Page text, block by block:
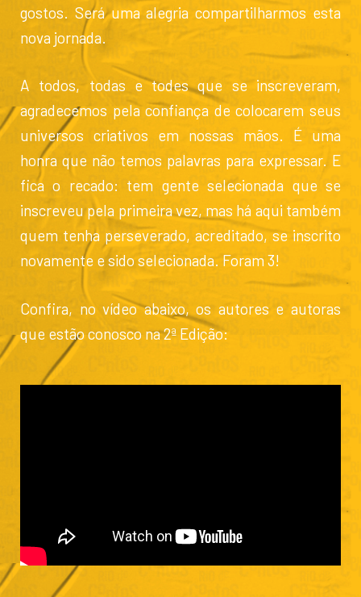
gostos. Será uma alegria compartilharmos esta
nova jornada.
A todos, todas e todes que se inscreveram,
agradecemos pela confiança de colocarem seus
universos criativos em nossas mãos. É uma
honra que não temos palavras para expressar. E
fica o recado: tem gente selecionada que se
inscreveu pela primeira vez, mas há aqui também
quem tenha perseverado, acreditado, se inscrito
novamente e sido selecionada. Foram 3!
Confira, no vídeo abaixo, os autores e autoras
que estão conosco na 2ª Edição: